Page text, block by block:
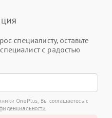
специалисту, оставьте
с радостью
OnePlus, Вы соглашаетесь с